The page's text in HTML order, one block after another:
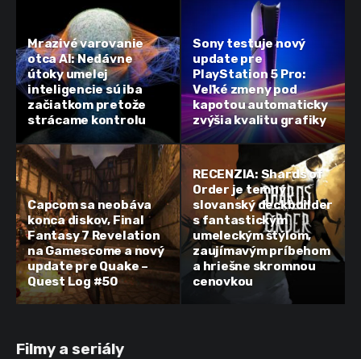
Mrazivé varovanie
otca AI: Nedávne
útoky umelej
inteligencie sú iba
začiatkom pretože
strácame kontrolu
Sony testuje nový
update pre
PlayStation 5 Pro:
Veľké zmeny pod
kapotou automaticky
zvýšia kvalitu grafiky
Capcom sa neobáva
konca diskov, Final
Fantasy 7 Revelation
na Gamescome a nový
update pre Quake –
Quest Log #50
RECENZIA: Shards of
Order je temný
slovanský deckbuilder
s fantastickým
umeleckým štýlom,
zaujímavým príbehom
a hriešne skromnou
cenovkou
Filmy a seriály